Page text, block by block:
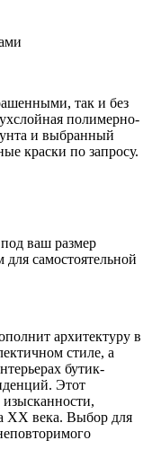
так и без
полимерно-
и выбранный
краски по запросу.
ваш размер
самостоятельной
архитектуру в
стиле, а
бутик-
Этот
XX века. Выбор для